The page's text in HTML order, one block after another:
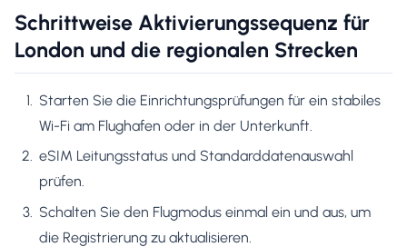
Schrittweise Aktivierungssequenz für
London und die regionalen Strecken
Starten Sie die Einrichtungsprüfungen für ein stabiles
Wi-Fi am Flughafen oder in der Unterkunft.
eSIM Leitungsstatus und Standarddatenauswahl
prüfen.
Schalten Sie den Flugmodus einmal ein und aus, um
die Registrierung zu aktualisieren.